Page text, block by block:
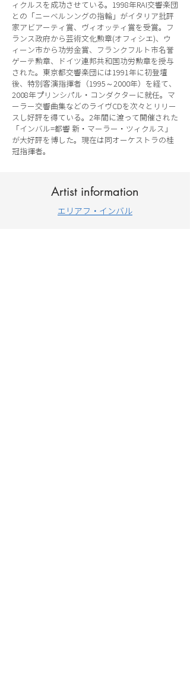
ィクルスを成功させている。1998年RAI交響楽団
との「ニーベルンングの指輪」がイタリア批評
家アビアーティ賞、ヴィオッティ賞を受賞。フ
ランス政府から芸術文化勲章(オフィシエ)、ウ
ィーン市から功労金賞、フランクフルト市名誉
ゲーテ勲章、ドイツ連邦共和国功労勲章を授与
された。東京都交響楽団には1991年に初登壇
後、特別客演指揮者（1995～2000年）を経て、
2008年プリンシパル・コンダクターに就任。マ
ーラー交響曲集などのライヴCDを次々とリリー
スし好評を得ている。2年間に渡って開催された
「インバル=都響 新・マーラー・ツィクルス」
が大好評を博した。現在は同オーケストラの桂
冠指揮者。
Artist information
エリアフ・インバル